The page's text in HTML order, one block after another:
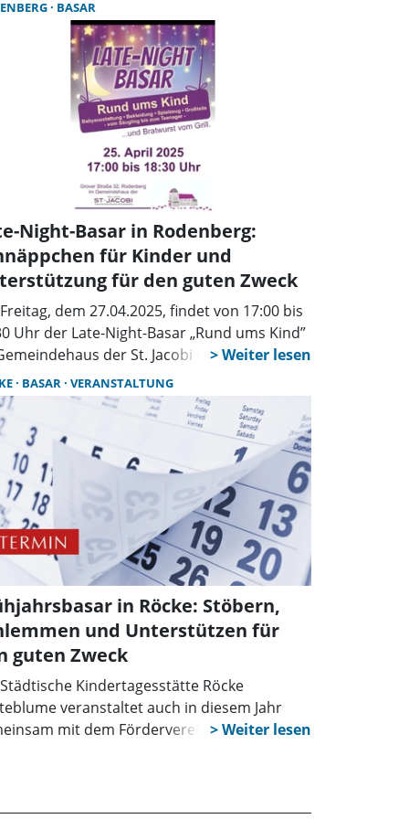
Zugang und ausreichend
Parkplätze. Eine besondere
ist der „Frauenhaus-Kalender 2026“,
mit Kunstwerken von Bewohnerinnen
Frauenhauses. Der Kalender und
Postkarten sind gegen eine
von 20 Euro erhältlich.
für gut erhaltene
Winter Damenbekleidung und
ist dann am Freitag, den 7.
in der Zeit von 16.30 bis 20.30 Uhr
im Gemeindehaus.
BASAR
Night-Basar in Rodenberg:
für Kinder und
für den guten Zweck
dem 27.04.2025, findet von 17:00 bis
Uhr der Late-Night-Basar „Rund ums Kind”
der St. Jacobi Kirche in
statt. Angeboten wird alles, von
bis hin zu Teenagerkleidung.
das leibliche Wohl sorgen eine Bratwurst
Grill und ein buntes Salatbuffet. Der Erlös
wie gewohnt für einen guten Zweck
BASAR VERANSTALTUNG
in Röcke: Stöbern,
und Unterstützen für
guten Zweck
Kindertagesstätte Röcke
veranstaltet auch in diesem Jahr
mit dem Förderverein